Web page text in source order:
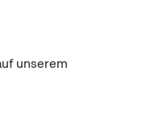
unserem